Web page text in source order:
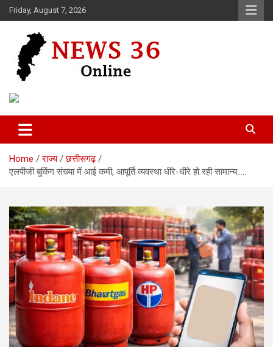
Skip
to
Friday, August 7, 2026
News 36
Home राज्य
छत्तीसगढ़
एलपीजी बुकिंग संख्या में आई कमी, आपूर्ति व्यवस्था धीरे-धीरे हो रही सामान्य…..